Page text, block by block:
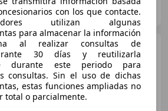
Mercedes-Benz GLC 220
d 4MATIC
€ 34.896
con los que contacte.
utilizan algunas
para almacenar la información
al realizar consultas de
30 días y reutilizarla
durante este periodo para
consultas. Sin el uso de dichas
estas funciones ampliadas no
total o parcialmente.